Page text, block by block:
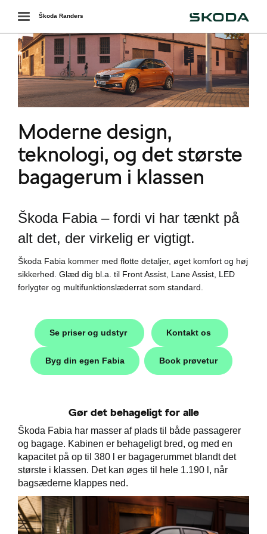
til hurtig
Toggle
navigation
Škoda Randers
Moderne design,
teknologi, og det største
bagagerum i klassen
Škoda Fabia – fordi vi har tænkt på
alt det, der virkelig er vigtigt.
Škoda Fabia kommer med flotte detaljer, øget komfort og høj
sikkerhed. Glæd dig bl.a. til Front Assist, Lane Assist, LED
forlygter og multifunktionslæderrat som standard.
Se priser og udstyr Kontakt os
Byg din egen Fabia Book prøvetur
Gør det behageligt for alle
Škoda Fabia har masser af plads til både passagerer
og bagage. Kabinen er behageligt bred, og med en
kapacitet på op til 380 l er bagagerummet blandt det
største i klassen. Det kan øges til hele 1.190 l, når
bagsæderne klappes ned.